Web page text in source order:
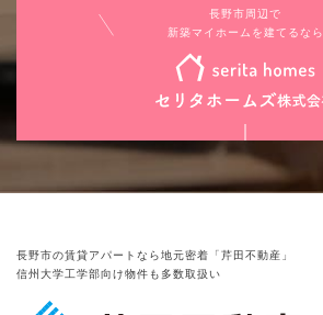
長野市周辺で
新築マイホームを建てるなら
長野市の賃貸アパートなら地元密着「芹田不動産」
信州大学工学部向け物件も多数取扱い